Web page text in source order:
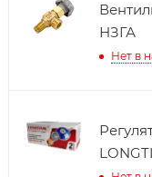
НЗГА
Нет в